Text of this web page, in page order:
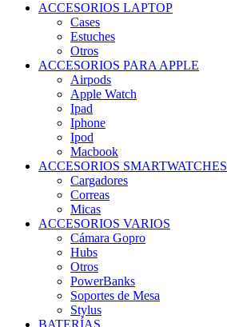
ACCESORIOS LAPTOP
Cases
Estuches
Otros
ACCESORIOS PARA APPLE
Airpods
Apple Watch
Ipad
Iphone
Ipod
Macbook
ACCESORIOS SMARTWATCHES
Cargadores
Correas
Micas
ACCESORIOS VARIOS
Cámara Gopro
Hubs
Otros
PowerBanks
Soportes de Mesa
Stylus